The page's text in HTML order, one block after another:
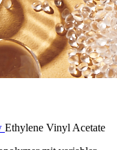
Ethylene Vinyl Acetate